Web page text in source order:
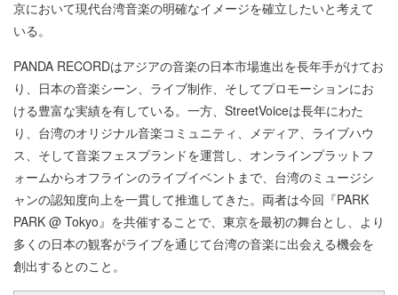
京において現代台湾⾳楽の明確なイメージを確⽴したいと考えて
いる。
PANDA RECORDはアジアの⾳楽の⽇本市場進出を⻑年⼿がけてお
り、⽇本の⾳楽シーン、ライブ制作、そしてプロモーションにお
ける豊富な実績を有している。⼀⽅、StreetVoiceは⻑年にわた
り、台湾のオリジナル⾳楽コミュニティ、メディア、ライブハウ
ス、そして⾳楽フェスブランドを運営し、オンラインプラットフ
ォームからオフラインのライブイベントまで、台湾のミュージシ
ャンの認知度向上を⼀貫して推進してきた。両者は今回『PARK
PARK @ Tokyo』を共催することで、東京を最初の舞台とし、より
多くの⽇本の観客がライブを通じて台湾の⾳楽に出会える機会を
創出するとのこと。